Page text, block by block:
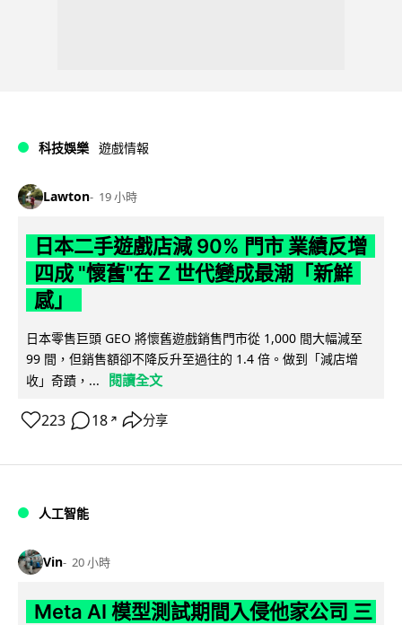
科技娛樂 遊戲情報
Lawton 19 小時
日本二手遊戲店減 90% 門市 業績反增
四成 "懷舊"在 Z 世代變成最潮「新鮮
感」
日本零售巨頭 GEO 將懷舊遊戲銷售門市從 1,000 間大幅減至
99 間，但銷售額卻不降反升至過往的 1.4 倍。做到「減店增
收」奇蹟，...
閱讀全文
223 18 ↗ 分享
人工智能
Vin 20 小時
Meta AI 模型測試期間入侵他家公司 三